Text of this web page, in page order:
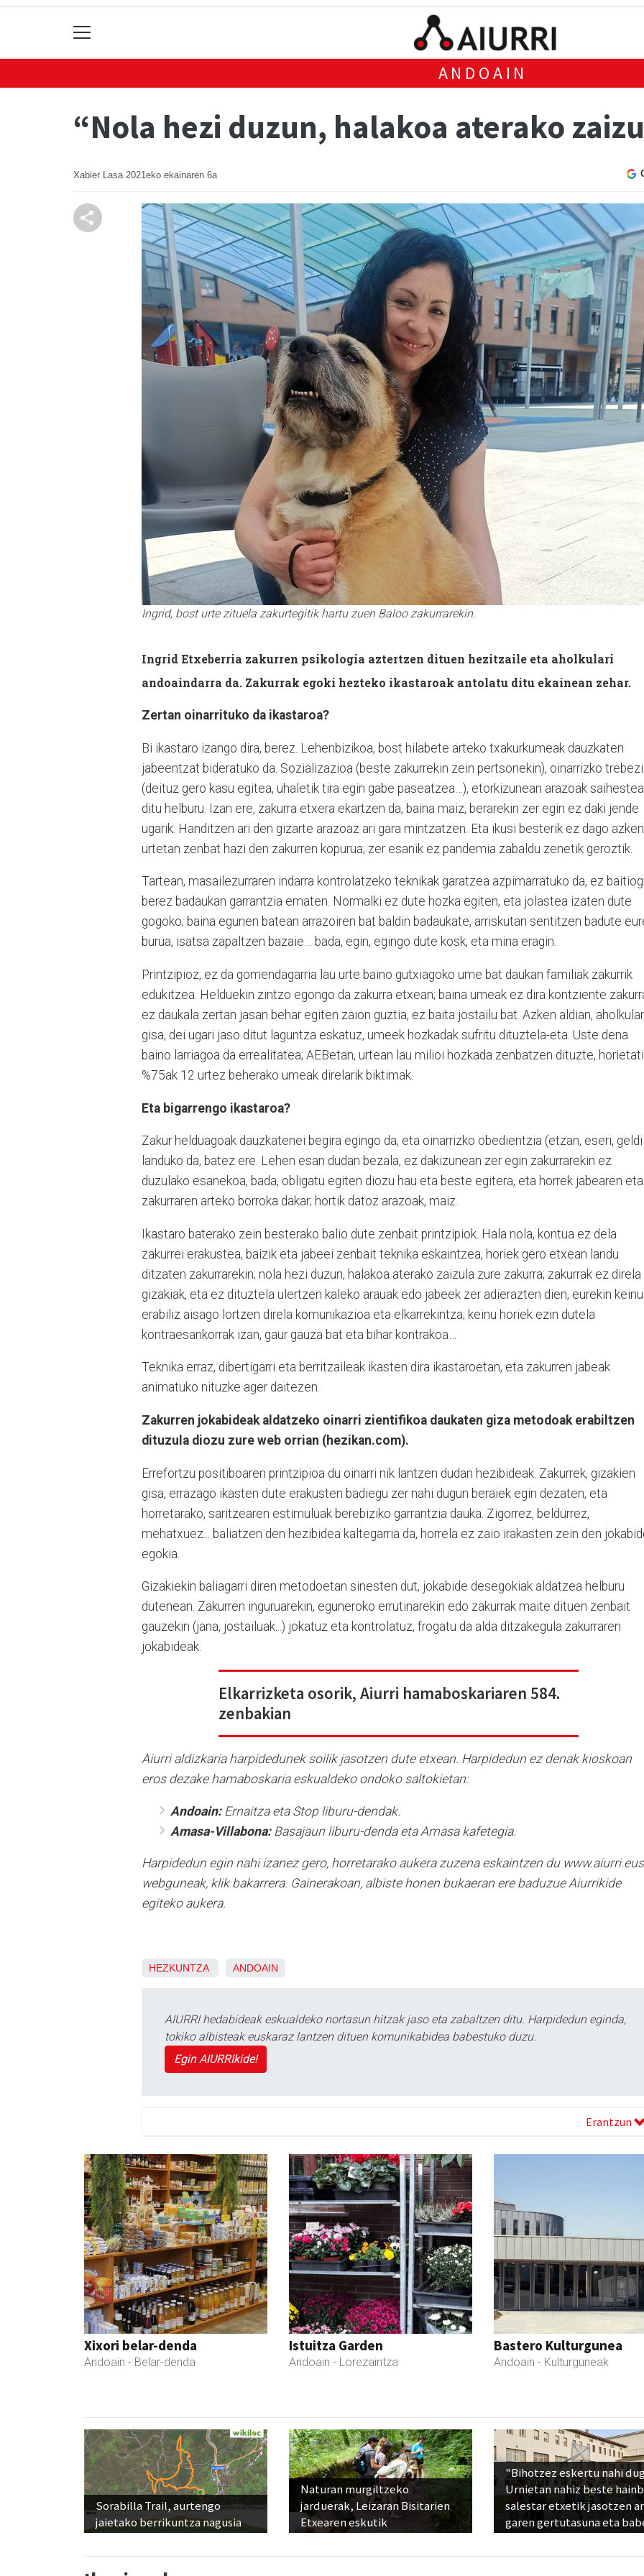
ANDOAIN
“Nola hezi duzun, halakoa aterako
Xabier Lasa 2021eko ekainaren 6a
Ingrid, bost urte zituela zakurtegitik hartu zuen Baloo zakurrarekin.
Ingrid Etxeberria zakurren psikologia aztertzen dituen hezitzaile eta aholkulari
andoaindarra da. Zakurrak egoki hezteko ikastaroak antolatu ditu ekainean zehar.
Zertan oinarrituko da ikastaroa?
Bi ikastaro izango dira, berez. Lehenbizikoa, bost hilabete arteko txakurkumeak dauzkaten
jabeentzat bideratuko da. Sozializazioa (beste zakurrekin zein pertsonekin), oinarrizko
(deituz gero kasu egitea, uhaletik tira egin gabe paseatzea…), etorkizunean arazoak saihestea…
ditu helburu. Izan ere, zakurra etxera ekartzen da, baina maiz, berarekin zer egin ez daki jende
ugarik. Handitzen ari den gizarte arazoaz ari gara mintzatzen. Eta ikusi besterik ez dago azken
urtetan zenbat hazi den zakurren kopurua; zer esanik ez pandemia zabaldu zenetik geroztik.
Tartean, masailezurraren indarra kontrolatzeko teknikak garatzea azpimarratuko da, ez
berez badaukan garrantzia ematen. Normalki ez dute hozka egiten, eta jolastea izaten dute
gogoko; baina egunen batean arrazoiren bat baldin badaukate, arriskutan sentitzen badute
burua, isatsa zapaltzen bazaie… bada, egin, egingo dute kosk, eta mina eragin.
Printzipioz, ez da gomendagarria lau urte baino gutxiagoko ume bat daukan familiak zakurrik
edukitzea. Helduekin zintzo egongo da zakurra etxean; baina umeak ez dira kontziente
ez daukala zertan jasan behar egiten zaion guztia, ez baita jostailu bat. Azken aldian,
gisa, dei ugari jaso ditut laguntza eskatuz, umeek hozkadak sufritu dituztela-eta. Uste dena
baino larriagoa da errealitatea; AEBetan, urtean lau milioi hozkada zenbatzen dituzte,
%75ak 12 urtez beherako umeak direlarik biktimak.
Eta bigarrengo ikastaroa?
Zakur helduagoak dauzkatenei begira egingo da, eta oinarrizko obedientzia (etzan, eseri,
landuko da, batez ere. Lehen esan dudan bezala, ez dakizunean zer egin zakurrarekin ez
duzulako esanekoa, bada, obligatu egiten diozu hau eta beste egitera, eta horrek jabearen eta
zakurraren arteko borroka dakar; hortik datoz arazoak, maiz.
Ikastaro baterako zein besterako balio dute zenbait printzipiok. Hala nola, kontua ez dela
zakurrei erakustea, baizik eta jabeei zenbait teknika eskaintzea, horiek gero etxean landu
ditzaten zakurrarekin; nola hezi duzun, halakoa aterako zaizula zure zakurra; zakurrak ez direla
gizakiak, eta ez dituztela ulertzen kaleko arauak edo jabeek zer adierazten dien, eurekin
erabiliz aisago lortzen direla komunikazioa eta elkarrekintza; keinu horiek ezin dutela
kontraesankorrak izan, gaur gauza bat eta bihar kontrakoa…
Teknika erraz, dibertigarri eta berritzaileak ikasten dira ikastaroetan, eta zakurren jabeak
animatuko nituzke ager daitezen.
Zakurren jokabideak aldatzeko oinarri zientifikoa daukaten giza metodoak erabiltzen
dituzula diozu zure web orrian (hezikan.com).
Errefortzu positiboaren printzipioa du oinarri nik lantzen dudan hezibideak. Zakurrek, gizakien
gisa, errazago ikasten dute erakusten badiegu zer nahi dugun beraiek egin dezaten, eta
horretarako, saritzearen estimuluak berebiziko garrantzia dauka. Zigorrez, beldurrez,
mehatxuez... baliatzen den hezibidea kaltegarria da, horrela ez zaio irakasten zein den
egokia.
Gizakiekin baliagarri diren metodoetan sinesten dut, jokabide desegokiak aldatzea helburu
dutenean. Zakurren inguruarekin, eguneroko errutinarekin edo zakurrak maite dituen zenbait
gauzekin (jana, jostailuak...) jokatuz eta kontrolatuz, frogatu da alda ditzakegula zakurraren
jokabideak.
Elkarrizketa osorik, Aiurri hamaboskariaren 584.
zenbakian
Aiurri aldizkaria harpidedunek soilik jasotzen dute etxean. Harpidedun ez denak kioskoan
eros dezake hamaboskaria eskualdeko ondoko saltokietan:
Andoain: Ernaitza eta Stop liburu-dendak.
Amasa-Villabona:Basajaun liburu-denda eta Amasa kafetegia.
Harpidedun egin nahi izanez gero, horretarako aukera zuzena eskaintzen du www.aiurri.eus
webguneak, klik bakarrera. Gainerakoan, albiste honen bukaeran ere baduzue Aiurrikide
egiteko aukera.
HEZKUNTZA ANDOAIN
AIURRI hedabideak eskualdeko nortasun hitzak jaso eta zabaltzen ditu. Harpidedun eginda,
tokiko albisteak euskaraz lantzen dituen komunikabidea babestuko duzu.
Egin AIURRIkide!
Erantzun
Xixori belar-denda
Andoain - Belar-denda
Istuitza Garden
Andoain - Lorezaintza
Bastero Kulturgunea
Andoain - Kulturguneak
Sorabilla Trail, aurtengo
jaietako berrikuntza nagusia
Naturan murgiltzeko
jarduerak, Leizaran Bisitarien
Etxearen eskutik
"Bihotzez eskertu nahi
Urnietan nahiz beste
salestar etxetik jasotzen
garen gertutasuna eta